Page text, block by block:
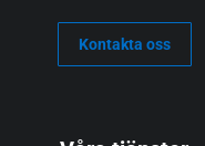
Kontakta oss